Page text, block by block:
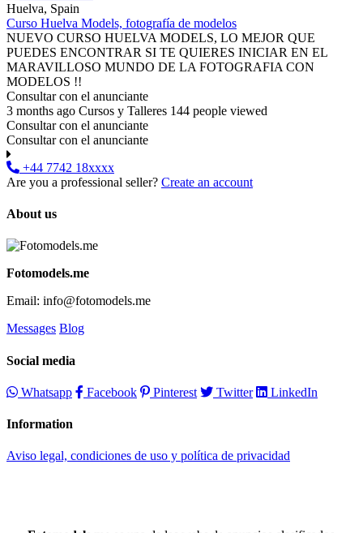
Huelva, Spain
Curso Huelva Models, fotografía de modelos
NUEVO CURSO HUELVA MODELS, LO MEJOR QUE
PUEDES ENCONTRAR SI TE QUIERES INICIAR EN EL
MARAVILLOSO MUNDO DE LA FOTOGRAFIA CON
MODELOS !!
Consultar con el anunciante
3 months ago Cursos y Talleres 144 people viewed
Consultar con el anunciante
Consultar con el anunciante
+44 7742 18xxxx
Are you a professional seller? Create an account
About us
Fotomodels.me
Email: info@fotomodels.me
Messages Blog
Social media
Whatsapp Facebook Pinterest Twitter LinkedIn
Information
Aviso legal, condiciones de uso y política de privacidad